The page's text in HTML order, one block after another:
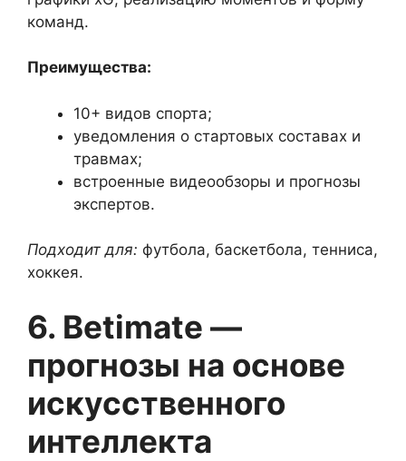
команд.
Преимущества:
10+ видов спорта;
уведомления о стартовых составах и
травмах;
встроенные видеообзоры и прогнозы
экспертов.
Подходит для: футбола, баскетбола, тенниса,
хоккея.
6. Betimate —
прогнозы на основе
искусственного
интеллекта